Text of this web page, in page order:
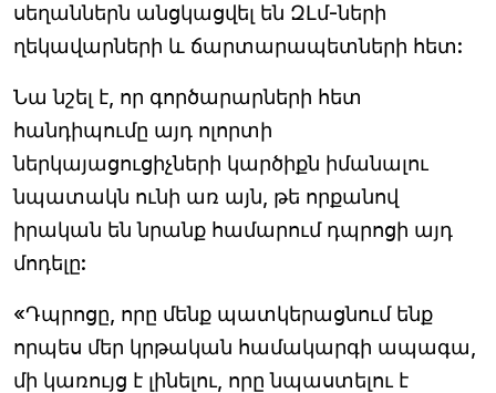
սեղաններն անցկացվել են ԶԼմ-ների
ղեկավարների և ճարտարապետների հետ:
Նա նշել է, որ գործարարների հետ
հանդիպումը այդ ոլորտի
ներկայացուցիչների կարծիքն իմանալու
նպատակն ունի առ այն, թե որքանով
իրական են նրանք համարում դպրոցի այդ
մոդելը:
«Դպրոցը, որը մենք պատկերացնում ենք
որպես մեր կրթական համակարգի ապագա,
մի կառույց է լինելու, որը նպաստելու է